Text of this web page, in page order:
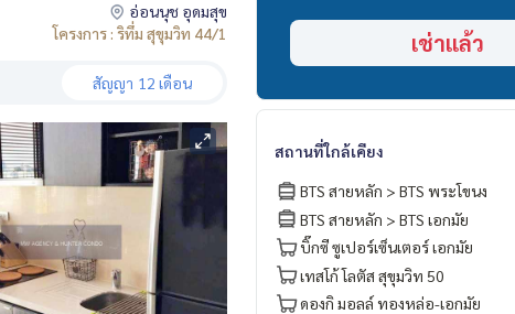
อ่อนนุช อุดมสุข
โครงการ : ริทึ่ม สุขุมวิท 44/1
สัญญา 12 เดือน
เช่าแล้ว
สถานที่ใกล้เคียง
BTS สายหลัก > BTS พระโขนง
BTS สายหลัก > BTS เอกมัย
บิ๊กซี ซูเปอร์เซ็นเตอร์ เอกมัย
เทสโก้ โลตัส สุขุมวิท 50
ดองกิ มอลล์ ทองหล่อ-เอกมัย